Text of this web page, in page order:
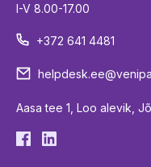
I-V 8.00-17.00
+372 641 4481
Aasa tee 1, Loo alevik,